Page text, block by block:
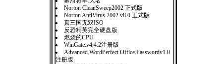
Norton CleanSweep2002 正式版
Norton AntiVirus 2002 v8.0 正式版
真三国无双ISO
反恐精英完全硬盘版
燃烧的CPU
WinGate.v4.4.2注册版
Advanced.WordPerfect.Office.Passwordv1.0
注册版